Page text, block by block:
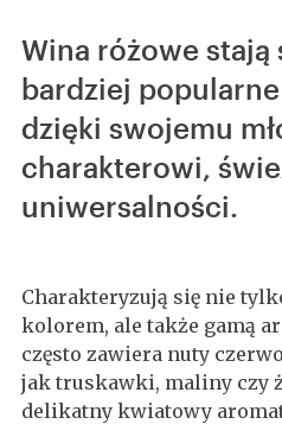
Wina różowe stają
bardziej
dzięki swojemu
charakterowi,
uniwersalności.
Charakteryzują się nie
kolorem, ale także gamą
często zawiera nuty
jak truskawki, maliny czy
delikatny kwiatowy